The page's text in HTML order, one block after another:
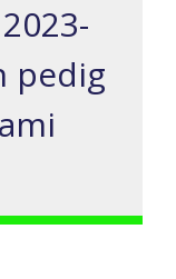
pedig